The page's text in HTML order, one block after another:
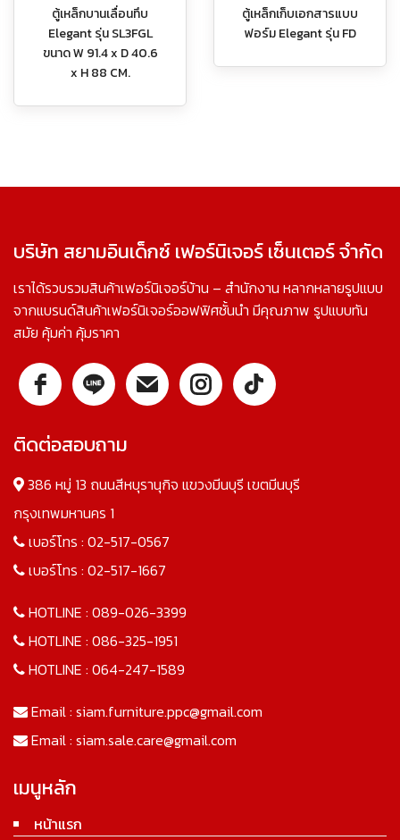
ตู้เหล็กบานเลื่อนทึบ
Elegant รุ่น SL3FGL
ขนาด W 91.4 x D 40.6
x H 88 CM.
ตู้เหล็กเก็บเอกสารแบบ
ฟอร์ม Elegant รุ่น FD
บริษัท สยามอินเด็กซ์ เฟอร์นิเจอร์ เซ็นเตอร์ จำกัด
เราได้รวบรวมสินค้าเฟอร์นิเจอร์บ้าน – สำนักงาน หลากหลายรูปแบบ
จากแบรนด์สินค้าเฟอร์นิเจอร์ออฟฟิศชั้นนำ มีคุณภาพ รูปแบบทัน
สมัย คุ้มค่า คุ้มราคา
ติดต่อสอบถาม
386 หมู่ 13 ถนนสีหบุรานุกิจ แขวงมีนบุรี เขตมีนบุรี
กรุงเทพมหานคร 1
เบอร์โทร : 02-517-0567
เบอร์โทร : 02-517-1667
HOTLINE : 089-026-3399
HOTLINE : 086-325-1951
HOTLINE : 064-247-1589
Email : siam.furniture.ppc@gmail.com
Email : siam.sale.care@gmail.com
เมนูหลัก
หน้าแรก